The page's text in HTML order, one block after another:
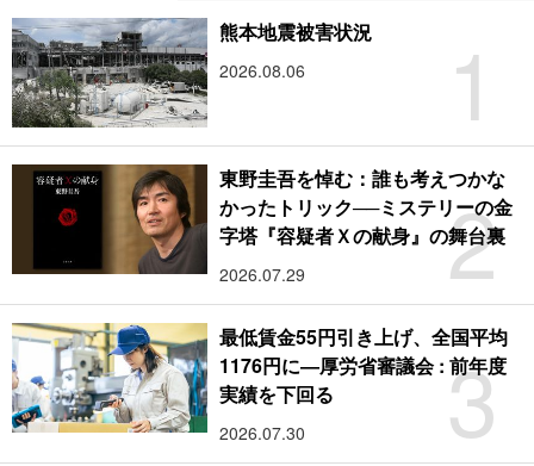
1
熊本地震被害状況
2026.08.06
2
東野圭吾を悼む：誰も考えつかな
かったトリック──ミステリーの金
字塔『容疑者Ｘの献身』の舞台裏
2026.07.29
3
最低賃金55円引き上げ、全国平均
1176円に―厚労省審議会 : 前年度
実績を下回る
2026.07.30